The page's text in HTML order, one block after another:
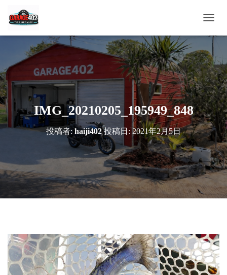
ビ
ゲ
ー
シ
ョ
ン
を
切
り
替
え
IMG_20210205_195949_848
投稿者:haiji402投稿日:2021年2月5日